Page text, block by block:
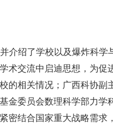
介绍了学校以及爆炸科
术交流中启迪思想，为促
的相关情况；广西科协副
金委员会数理科学部力
密结合国家重大战略需求